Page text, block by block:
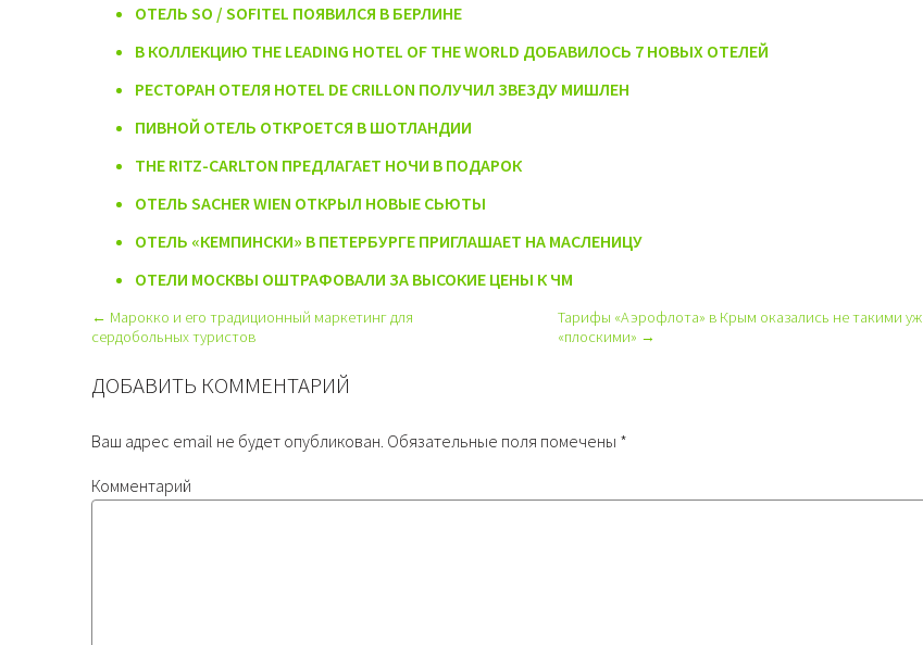
ОТЕЛЬ SO / SOFITEL ПОЯВИЛСЯ В БЕРЛИНЕ
В КОЛЛЕКЦИЮ THE LEADING HOTEL OF THE WORLD ДОБАВИЛОСЬ 7 НОВЫХ ОТЕЛЕЙ
РЕСТОРАН ОТЕЛЯ HOTEL DE CRILLON ПОЛУЧИЛ ЗВЕЗДУ МИШЛЕН
ПИВНОЙ ОТЕЛЬ ОТКРОЕТСЯ В ШОТЛАНДИИ
THE RITZ-CARLTON ПРЕДЛАГАЕТ НОЧИ В ПОДАРОК
ОТЕЛЬ SACHER WIEN ОТКРЫЛ НОВЫЕ СЬЮТЫ
ОТЕЛЬ «КЕМПИНСКИ» В ПЕТЕРБУРГЕ ПРИГЛАШАЕТ НА МАСЛЕНИЦУ
ОТЕЛИ МОСКВЫ ОШТРАФОВАЛИ ЗА ВЫСОКИЕ ЦЕНЫ К ЧМ
← Марокко и его традиционный маркетинг для
сердобольных туристов
Тарифы «Аэрофлота» в Крым оказались не такими уж
«плоскими» →
ДОБАВИТЬ КОММЕНТАРИЙ
Ваш адрес email не будет опубликован. Обязательные поля помечены *
Комментарий